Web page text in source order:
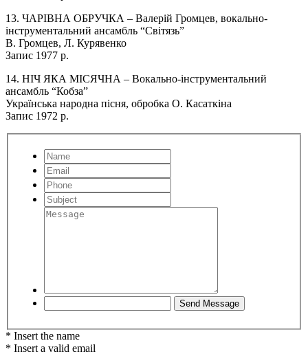
13. ЧАРІВНА ОБРУЧКА – Валерій Громцев, вокально-
інструментальний ансамбль “Світязь”
В. Громцев, Л. Курявенко
Запис 1977 р.
14. НІЧ ЯКА МІСЯЧНА – Вокально-інструментальний
ансамбль “Кобза”
Українська народна пісня, обробка О. Касаткіна
Запис 1972 р.
* Insert the name
* Insert a valid email